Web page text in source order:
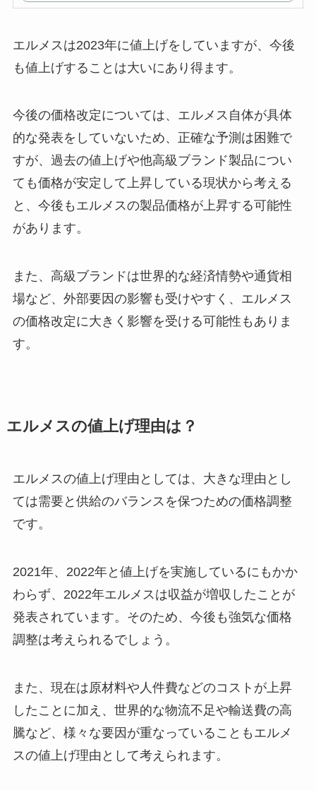
エルメスは2023年に値上げをしていますが、今後
も値上げすることは大いにあり得ます。
今後の価格改定については、エルメス自体が具体
的な発表をしていないため、正確な予測は困難で
すが、過去の値上げや他高級ブランド製品につい
ても価格が安定して上昇している現状から考える
と、今後もエルメスの製品価格が上昇する可能性
があります。
また、高級ブランドは世界的な経済情勢や通貨相
場など、外部要因の影響も受けやすく、エルメス
の価格改定に大きく影響を受ける可能性もありま
す。
エルメスの値上げ理由は？
エルメスの値上げ理由としては、大きな理由とし
ては需要と供給のバランスを保つための価格調整
です。
2021年、2022年と値上げを実施しているにもかか
わらず、2022年エルメスは収益が増収したことが
発表されています。そのため、今後も強気な価格
調整は考えられるでしょう。
また、現在は原材料や人件費などのコストが上昇
したことに加え、世界的な物流不足や輸送費の高
騰など、様々な要因が重なっていることもエルメ
スの値上げ理由として考えられます。